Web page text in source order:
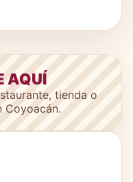
AQUÍ
tienda o
Coyoacán.